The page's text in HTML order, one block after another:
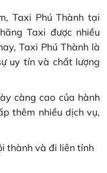
Taxi Phú Thành tại
Taxi được nhiều
Taxi Phú Thành là
uy tín và chất lượng
càng cao của hành
thêm nhiều dịch vụ,
thành và đi liên tỉnh